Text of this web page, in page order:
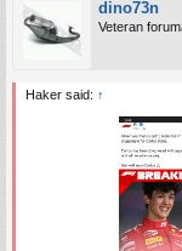
dino73n
Veteran
Haker said: ↑